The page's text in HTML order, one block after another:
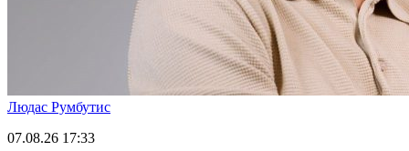
Людас Румбутис
07.08.26 17:33